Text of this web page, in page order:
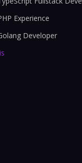
Experience
Developer